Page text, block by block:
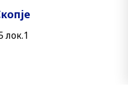
лок.1